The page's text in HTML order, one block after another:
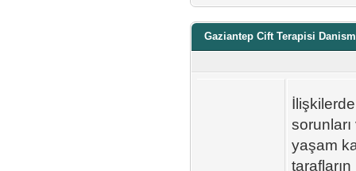
Gaziantep Cift Terapisi
yaşam